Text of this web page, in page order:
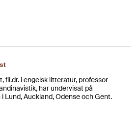
fil.dr. i engelsk litteratur, professor
har undervisat på
Lund, Auckland, Odense och Gent.